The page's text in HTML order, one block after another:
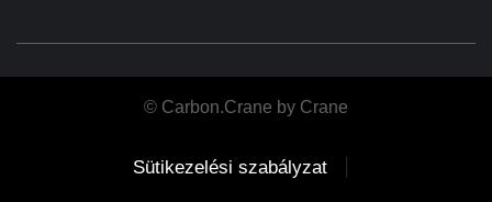
© Carbon.Crane by Crane
Sütikezelési szabályzat